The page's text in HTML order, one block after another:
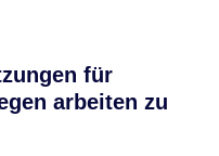
für
arbeiten zu